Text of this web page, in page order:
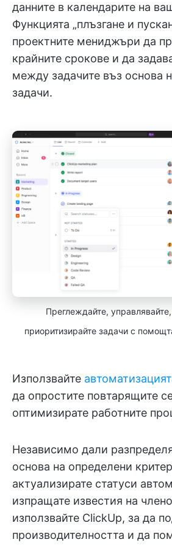
данните в календарите на
Функцията „плъзгане и
проектните мениджъри да
крайните срокове и да
между задачите въз основа
задачи.
Преглеждайте,
приоритизирайте задачи с
Използвайте
да опростите повтарящите
оптимизирате работните
Независимо дали
основа на определени
актуализирате статуси
изпращате известия на
използвайте ClickUp, за да
производителността и да